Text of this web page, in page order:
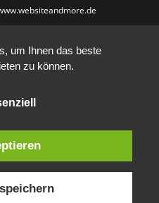
um Ihnen das beste
zu können.